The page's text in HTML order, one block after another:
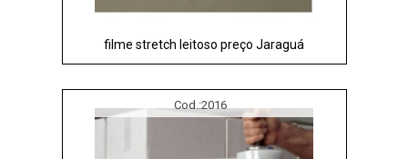
filme stretch leitoso preço Jaraguá
Cod.:2016